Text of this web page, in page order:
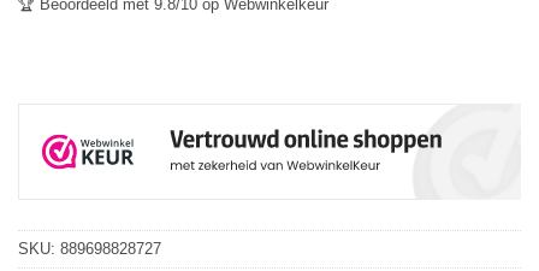
🏆 Beoordeeld met 9.8/10 op Webwinkelkeur
SKU: 889698828727